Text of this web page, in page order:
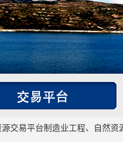
交易平台制造业工程、自然资